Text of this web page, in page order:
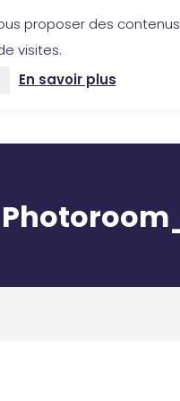
Boutique en ligne
proposer des
visites.
En savoir plus